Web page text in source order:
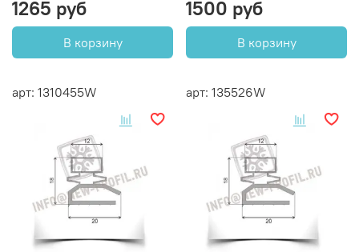
1265 руб
В корзину
1500 руб
В корзину
арт: 1310455W арт: 135526W